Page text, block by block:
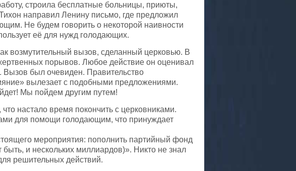
строила бесплатные больницы, приюты,
направил Ленину письмо, где предложил
Не будем говорить о некоторой наивности
её для нужд голодающих.
возмутительный вызов, сделанный церковью. В
порывов. Любое действие он оценивал
Вызов был очевиден. Правительство
вылезает с подобными предложениями.
Мы пойдем другим путем!
настало время покончить с церковниками.
для помощи голодающим, что принуждает
мероприятия: пополнить партийный фонд
и нескольких миллиардов)». Никто не знал
решительных действий.